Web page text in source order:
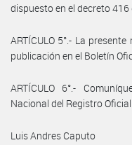
dispuesto en el decreto 416
ARTÍCULO 5°.- La
publicación en el Boletín
ARTÍCULO 6°.-
Nacional del Registro
Luis Andres Caputo